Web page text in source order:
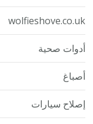
wolfieshove.co.uk
أدوات صحية
أصباغ
إصلاح سيارات